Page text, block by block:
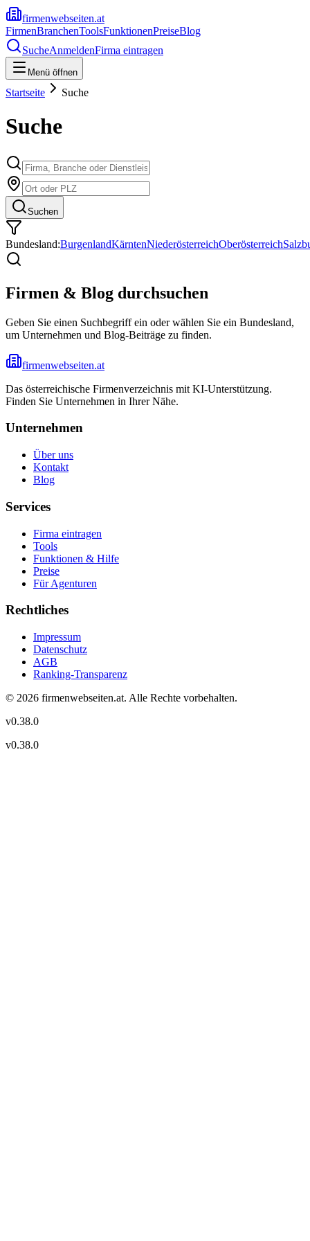
firmenwebseiten.at
FirmenBranchenToolsFunktionenPreiseBlog
SucheAnmeldenFirma eintragen
Menü öffnen
Startseite Suche
Suche
Suchen
Bundesland:BurgenlandKärntenNiederösterreichOberösterreich
Firmen & Blog durchsuchen
Geben Sie einen Suchbegriff ein oder wählen Sie ein Bundesland,
um Unternehmen und Blog-Beiträge zu finden.
firmenwebseiten.at
Das österreichische Firmenverzeichnis mit KI-Unterstützung.
Finden Sie Unternehmen in Ihrer Nähe.
Unternehmen
Über uns
Kontakt
Blog
Services
Firma eintragen
Tools
Funktionen & Hilfe
Preise
Für Agenturen
Rechtliches
Impressum
Datenschutz
AGB
Ranking-Transparenz
© 2026 firmenwebseiten.at. Alle Rechte vorbehalten.
v0.38.0
v0.38.0